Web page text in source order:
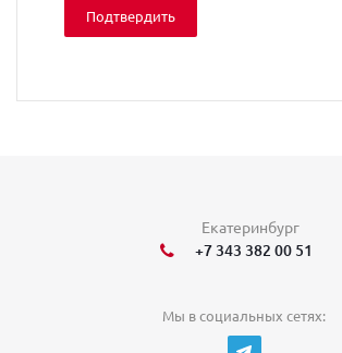
Екатеринбург
+7 343 382 00 51
Мы в социальных сетях: